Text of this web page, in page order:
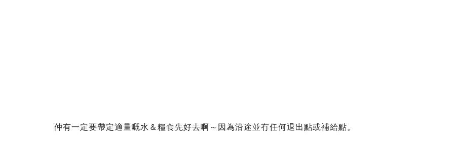
仲有一定要帶定適量嘅水＆糧食先好去啊～因為沿途並冇任何退出點或補給點。